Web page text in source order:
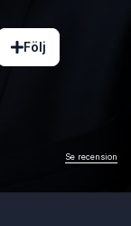
Följ
Se recension